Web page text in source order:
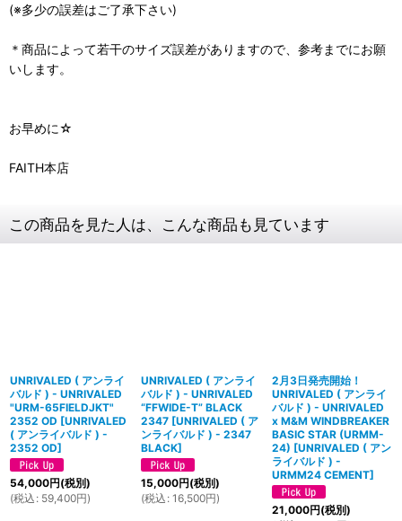
(※多少の誤差はご了承下さい)
＊商品によって若干のサイズ誤差がありますので、参考までにお願
いします。
お早めに☆
FAITH本店
この商品を見た人は、こんな商品も見ています
UNRIVALED ( アンライ
バルド ) - UNRIVALED
"URM-65FIELDJKT"
2352 OD [UNRIVALED
( アンライバルド ) -
2352 OD]
54,000円(税別)
(税込 : 59,400円)
UNRIVALED ( アンライ
バルド ) - UNRIVALED
“FFWIDE-T” BLACK
2347 [UNRIVALED ( ア
ンライバルド ) - 2347
BLACK]
15,000円(税別)
(税込 : 16,500円)
2月3日発売開始！
UNRIVALED ( アンライ
バルド ) - UNRIVALED
x M&M WINDBREAKER
BASIC STAR (URMM-
24) [UNRIVALED ( アン
ライバルド ) -
URMM24 CEMENT]
21,000円(税別)